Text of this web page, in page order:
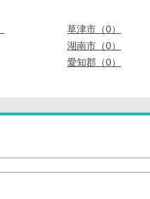
草津市（0）
湖南市（0）
愛知郡（0）